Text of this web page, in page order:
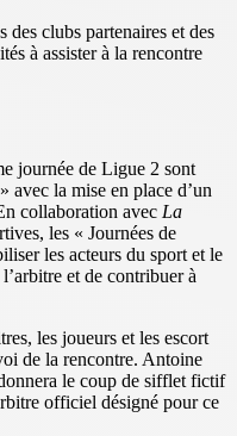
des clubs partenaires et des
à assister à la rencontre
journée de Ligue 2 sont
avec la mise en place d’un
collaboration avec La
les « Journées de
les acteurs du sport et le
et de contribuer à
les joueurs et les escort
de la rencontre. Antoine
le coup de sifflet fictif
officiel désigné pour ce